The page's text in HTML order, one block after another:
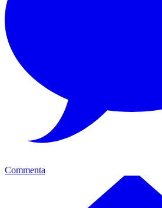
Commenta